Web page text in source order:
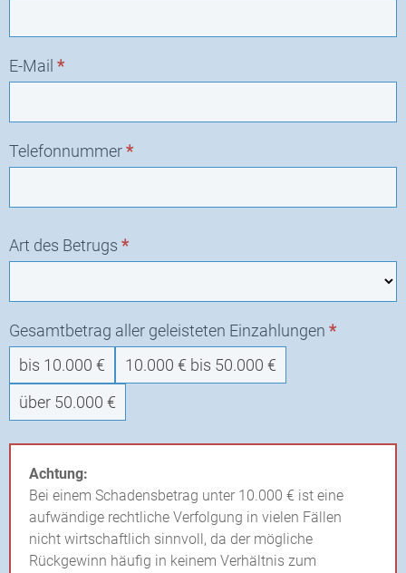
E-Mail *
Telefonnummer*
Art des Betrugs *
Gesamtbetrag aller geleisteten Einzahlungen *
bis 10.000 €
10.000 € bis 50.000 €
über 50.000 €
Achtung:
Bei einem Schadensbetrag unter 10.000 € ist eine
aufwändige rechtliche Verfolgung in vielen Fällen
nicht wirtschaftlich sinnvoll, da der mögliche
Rückgewinn häufig in keinem Verhältnis zum